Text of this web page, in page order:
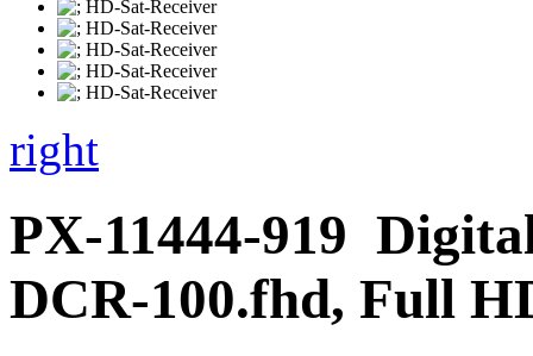
right
PX-11444-919
DCR-100.fhd, Full